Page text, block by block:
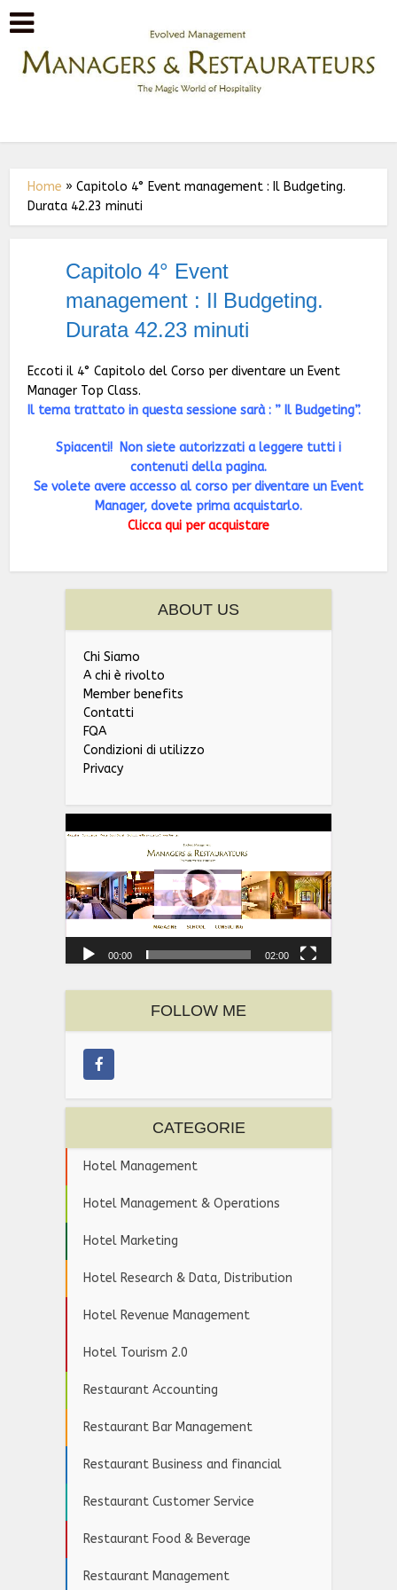
Home »Capitolo 4° Event management : Il Budgeting.
Durata 42.23 minuti
Capitolo 4° Event
management : Il Budgeting.
Durata 42.23 minuti
Eccoti il 4° Capitolo del Corso per diventare un Event
Manager Top Class.
Il tema trattato in questa sessione sarà : ” Il Budgeting”.
Spiacenti! Non siete autorizzati a leggere tutti i
contenuti della pagina.
Se volete avere accesso al corso per diventare un Event
Manager, dovete prima acquistarlo.
Clicca qui per acquistare
ABOUT US
Chi Siamo
A chi è rivolto
Member benefits
Contatti
FQA
Condizioni di utilizzo
Privacy
Player
00:00 02:00
FOLLOW ME
CATEGORIE
Hotel Management
Hotel Management & Operations
Hotel Marketing
Hotel Research & Data, Distribution
Hotel Revenue Management
Hotel Tourism 2.0
Restaurant Accounting
Restaurant Bar Management
Restaurant Business and financial
Restaurant Customer Service
Restaurant Food & Beverage
Restaurant Management